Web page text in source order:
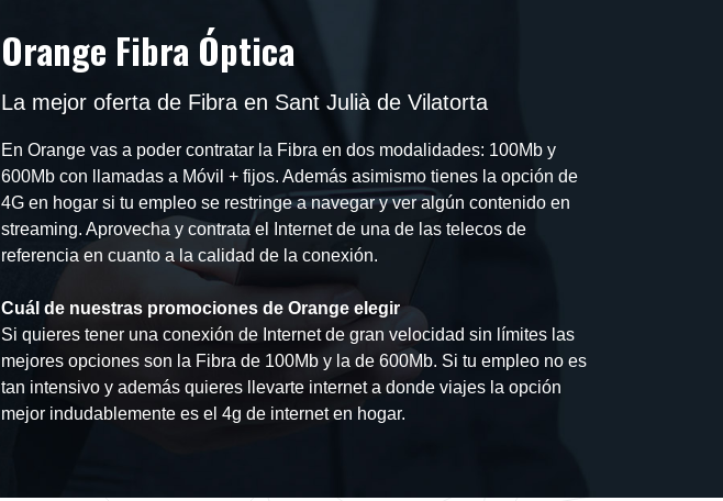
Orange Fibra Óptica
La mejor oferta de Fibra en Sant Julià de Vilatorta
En Orange vas a poder contratar la Fibra en dos modalidades: 100Mb y
600Mb con llamadas a Móvil + fijos. Además asimismo tienes la opción de
4G en hogar si tu empleo se restringe a navegar y ver algún contenido en
streaming. Aprovecha y contrata el Internet de una de las telecos de
referencia en cuanto a la calidad de la conexión.
Cuál de nuestras promociones de Orange elegir
Si quieres tener una conexión de Internet de gran velocidad sin límites las
mejores opciones son la Fibra de 100Mb y la de 600Mb. Si tu empleo no es
tan intensivo y además quieres llevarte internet a donde viajes la opción
mejor indudablemente es el 4g de internet en hogar.